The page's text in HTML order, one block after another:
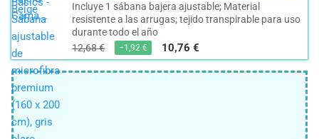
Incluye 1 sábana bajera ajustable; Material
resistente a las arrugas; tejido transpirable para uso
durante todo el año
12,68 €
−1,92 € 10,76 €